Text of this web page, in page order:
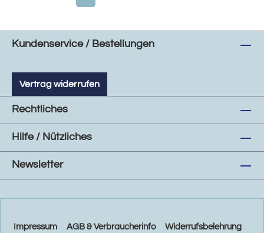
Kundenservice / Bestellungen
Vertrag widerrufen
Rechtliches
Hilfe / Nützliches
Newsletter
Impressum AGB & Verbraucherinfo Widerrufsbelehrung